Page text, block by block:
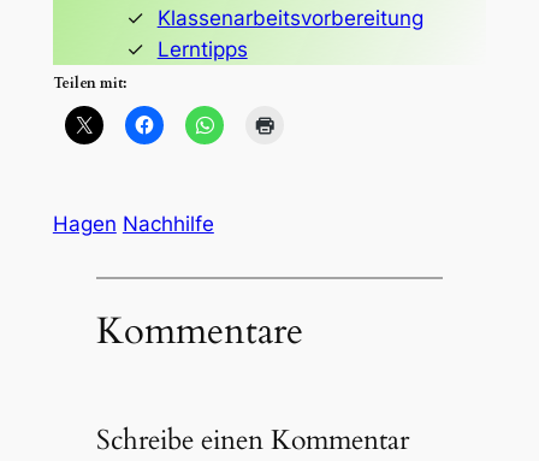
Klassenarbeitsvorbereitung
Lerntipps
Teilen mit:
Hagen Nachhilfe
Kommentare
Schreibe einen Kommentar